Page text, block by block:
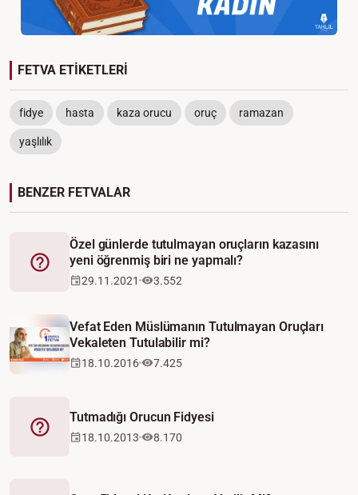
FETVA ETİKETLERİ
fidye hasta kaza orucu oruç ramazan
yaşlılık
BENZER FETVALAR
Fetva
Özel günlerde tutulmayan oruçların kazasını
yeni öğrenmiş biri ne yapmalı?
29.11.2021 3.552
Vefat Eden Müslümanın Tutulmayan Oruçları
Vekaleten Tutulabilir mi?
18.10.2016 7.425
Fetva
Tutmadığı Orucun Fidyesi
18.10.2013 8.170